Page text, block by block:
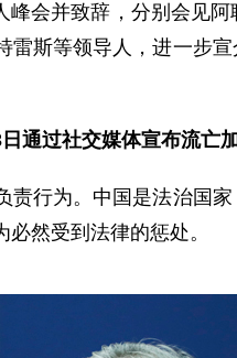
会并致辞，分别会见
斯等领导人，进一步
通过社交媒体宣布流亡
行为。中国是法治国
然受到法律的惩处。